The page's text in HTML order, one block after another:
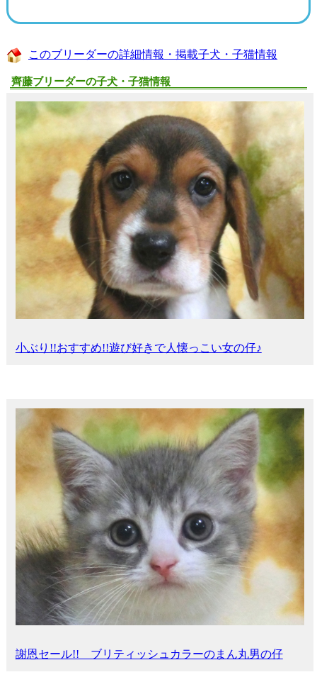
このブリーダーの詳細情報・掲載子犬・子猫情報
齊藤ブリーダーの子犬・子猫情報
小ぶり!!おすすめ!!遊び好きで人懐っこい女の仔♪
謝恩セール!! ブリティッシュカラーのまん丸男の仔